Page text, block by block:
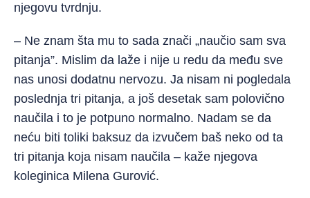
njegovu tvrdnju.
– Ne znam šta mu to sada znači „naučio sam sva
pitanja”. Mislim da laže i nije u redu da među sve
nas unosi dodatnu nervozu. Ja nisam ni pogledala
poslednja tri pitanja, a još desetak sam polovično
naučila i to je potpuno normalno. Nadam se da
neću biti toliki baksuz da izvučem baš neko od ta
tri pitanja koja nisam naučila – kaže njegova
koleginica Milena Gurović.